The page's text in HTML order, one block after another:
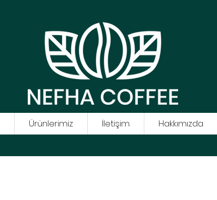
Ürünlerimiz İletişim Hakkımızda